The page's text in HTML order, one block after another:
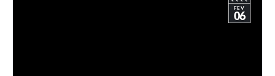
FEV
06